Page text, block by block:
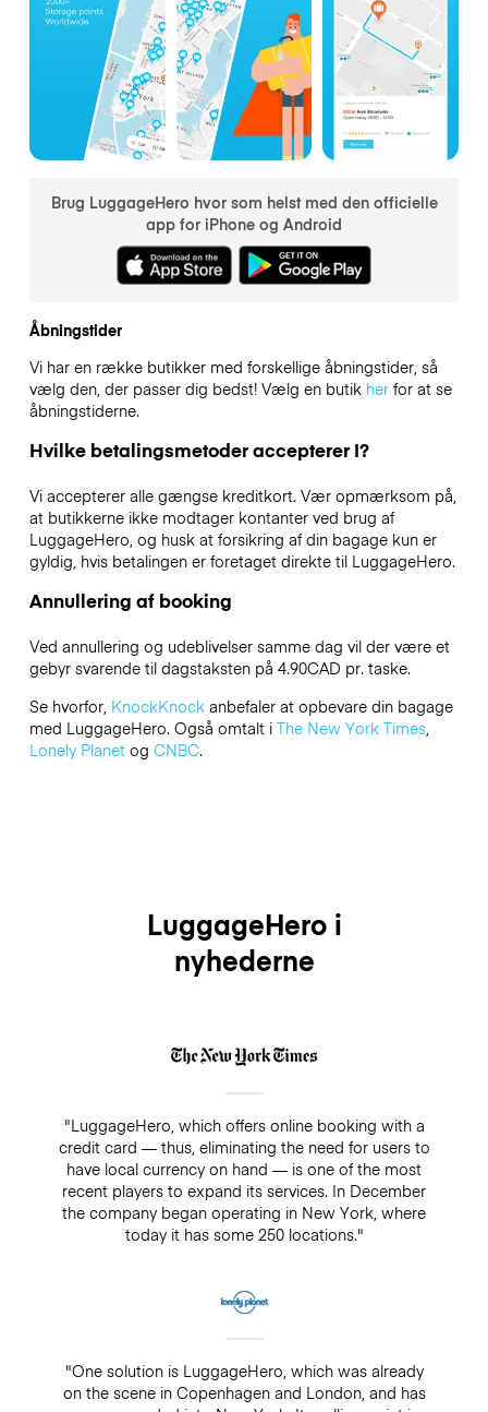
Brug LuggageHero hvor som helst med den officielle
app for iPhone og Android
Åbningstider
Vi har en række butikker med forskellige åbningstider, så
vælg den, der passer dig bedst! Vælg en butik herfor at se
åbningstiderne.
Hvilke betalingsmetoder accepterer I?
Vi accepterer alle gængse kreditkort. Vær opmærksom på,
at butikkerne ikke modtager kontanter ved brug af
LuggageHero, og husk at forsikring af din bagage kun er
gyldig, hvis betalingen er foretaget direkte til LuggageHero.
Annullering af booking
Ved annullering og udeblivelser samme dag vil der være et
gebyr svarende til dagstaksten på 4.90CAD pr. taske.
Se hvorfor, KnockKnockanbefaler at opbevare din bagage
med LuggageHero. Også omtalt i The New York Times,
Lonely Planetog CNBC.
LuggageHero i
nyhederne
"LuggageHero, which offers online booking with a
credit card — thus, eliminating the need for users to
have local currency on hand — is one of the most
recent players to expand its services. In December
the company began operating in New York, where
today it has some 250 locations."
"One solution is LuggageHero, which was already
on the scene in Copenhagen and London, and has